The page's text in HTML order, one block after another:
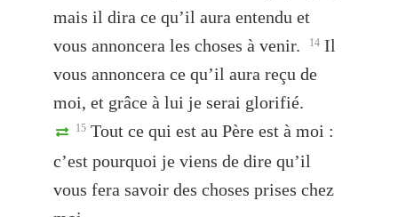
mais il dira ce qu’il aura entendu et
vous annoncera les choses à venir.
14 Il
vous annoncera ce qu’il aura reçu de
moi, et grâce à lui je serai glorifié.
15 Tout ce qui est au Père est à moi :
c’est pourquoi je viens de dire qu’il
vous fera savoir des choses prises chez